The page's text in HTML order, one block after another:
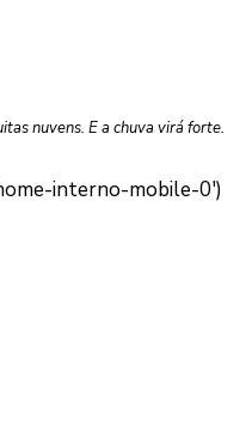
nuvens. E a chuva virá forte.